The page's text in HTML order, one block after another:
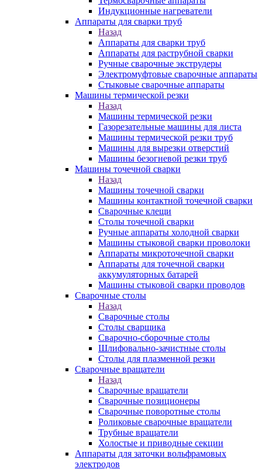
Индукционные нагреватели
Аппараты для сварки труб
Назад
Аппараты для сварки труб
Аппараты для раструбной сварки
Ручные сварочные экструдеры
Электромуфтовые сварочные аппараты
Стыковые сварочные аппараты
Машины термической резки
Назад
Машины термической резки
Газорезательные машины для листа
Машины термической резки труб
Машины для вырезки отверстий
Машины безогневой резки труб
Машины точечной сварки
Назад
Машины точечной сварки
Машины контактной точечной сварки
Сварочные клещи
Столы точечной сварки
Ручные аппараты холодной сварки
Машины стыковой сварки проволоки
Аппараты микроточечной сварки
Аппараты для точечной сварки
аккумуляторных батарей
Машины стыковой сварки проводов
Сварочные столы
Назад
Сварочные столы
Столы сварщика
Сварочно-сборочные столы
Шлифовально-зачистные столы
Столы для плазменной резки
Сварочные вращатели
Назад
Сварочные вращатели
Сварочные позиционеры
Сварочные поворотные столы
Роликовые сварочные вращатели
Трубные вращатели
Холостые и приводные секции
Аппараты для заточки вольфрамовых
электродов